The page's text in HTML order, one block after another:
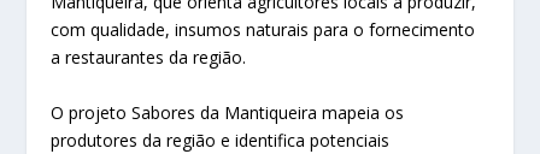
com qualidade, insumos naturais para o fornecimento
a restaurantes da região.
O projeto Sabores da Mantiqueira mapeia os
produtores da região e identifica potenciais